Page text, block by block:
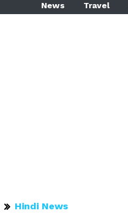
News Travel
Hindi News